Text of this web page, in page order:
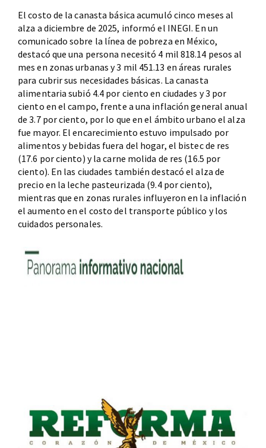
El costo de la canasta básica acumuló cinco meses al
alza a diciembre de 2025, informó el INEGI. En un
comunicado sobre la línea de pobreza en México,
destacó que una persona necesitó 4 mil 818.14 pesos al
mes en zonas urbanas y 3 mil 451.13 en áreas rurales
para cubrir sus necesidades básicas. La canasta
alimentaria subió 4.4 por ciento en ciudades y 3 por
ciento en el campo, frente a una inflación general anual
de 3.7 por ciento, por lo que en el ámbito urbano el alza
fue mayor. El encarecimiento estuvo impulsado por
alimentos y bebidas fuera del hogar, el bistec de res
(17.6 por ciento) y la carne molida de res (16.5 por
ciento). En las ciudades también destacó el alza de
precio en la leche pasteurizada (9.4 por ciento),
mientras que en zonas rurales influyeron en la inflación
el aumento en el costo del transporte público y los
cuidados personales.